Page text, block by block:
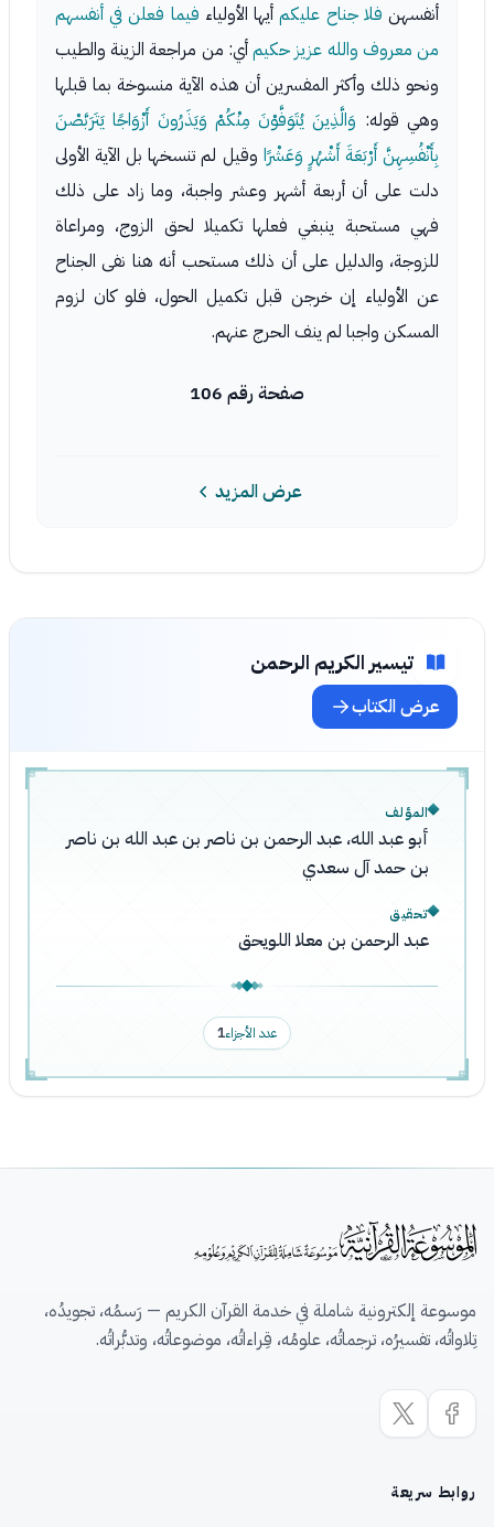
أنفسهن فلا جناح عليكمأيها الأولياء فيما فعلن في أنفسهم
من معروف والله عزيز حكيمأي: من مراجعة الزينة والطيب
ونحو ذلك وأكثر المفسرين أن هذه الآية منسوخة بما قبلها
وهي قوله: وَالَّذِينَ يُتَوَفَّوْنَ مِنْكُمْ وَيَذَرُونَ أَزْوَاجًا يَتَرَبَّصْنَ
بِأَنْفُسِهِنَّ أَرْبَعَةَ أَشْهُرٍ وَعَشْرًا وقيل لم تنسخها بل الآية الأولى
دلت على أن أربعة أشهر وعشر واجبة، وما زاد على ذلك
فهي مستحبة ينبغي فعلها تكميلا لحق الزوج، ومراعاة
للزوجة، والدليل على أن ذلك مستحب أنه هنا نفى الجناح
عن الأولياء إن خرجن قبل تكميل الحول، فلو كان لزوم
المسكن واجبا لم ينف الحرج عنهم.
صفحة رقم 106
عرض المزيد
تيسير الكريم الرحمن
عرض الكتاب
المؤلف
أبو عبد الله، عبد الرحمن بن ناصر بن عبد الله بن ناصر
بن حمد آل سعدي
تحقيق
عبد الرحمن بن معلا اللويحق
عدد الأجزاء1
موسوعة إلكترونية شاملة في خدمة القرآن الكريم — رَسمُه، تجويدُه،
تِلاواتُه، تفسيرُه، ترجماتُه، علومُه، قِراءاتُه، موضوعاتُه، وتدبُّراتُه.
روابط سريعة